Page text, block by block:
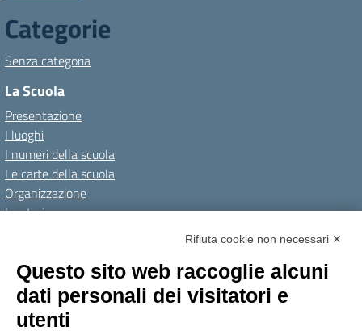
Categorie
Senza categoria
La Scuola
Presentazione
I luoghi
I numeri della scuola
Le carte della scuola
Organizzazione
La storia
Personale scolastico
Famiglie e studenti
Percorsi di studio
Rifiuta cookie non necessari ✕
Questo sito web raccoglie alcuni
dati personali dei visitatori e
utenti